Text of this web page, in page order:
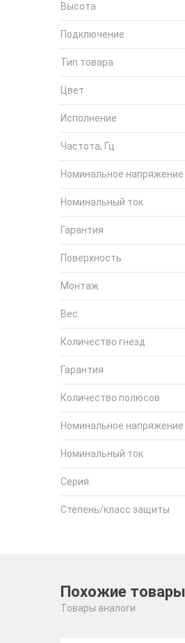
Высота
Подключение
Тип товара
Цвет
Исполнение
Частота, Гц
Номинальное напряжение
Номинальный ток
Гарантия
Поверхность
Монтаж
Вес
Количество гнезд
Гарантия
Количество полюсов
Номинальное напряжение
Номинальный ток
Серия
Степень/класс защиты
Похожие товары
Товары аналоги